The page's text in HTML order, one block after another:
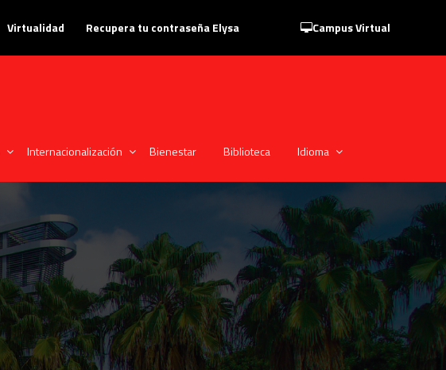
Campus Virtual
Virtualidad Recupera tu contraseña Elysa
Internacionalización Bienestar Biblioteca Idioma